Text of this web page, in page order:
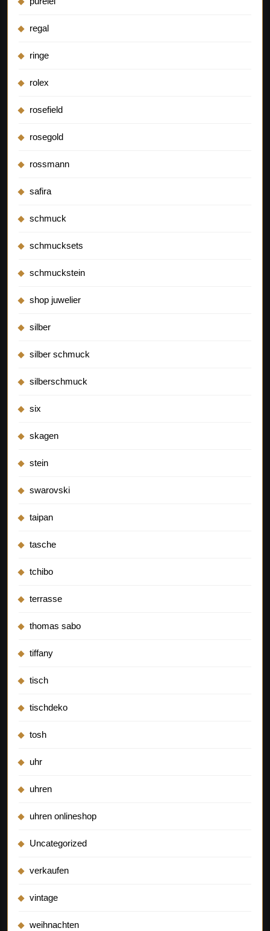
regal
ringe
rolex
rosefield
rosegold
rossmann
safira
schmuck
schmucksets
schmuckstein
shop juwelier
silber
silber schmuck
silberschmuck
six
skagen
stein
swarovski
taipan
tasche
tchibo
terrasse
thomas sabo
tiffany
tisch
tischdeko
tosh
uhr
uhren
uhren onlineshop
Uncategorized
verkaufen
vintage
weihnachten